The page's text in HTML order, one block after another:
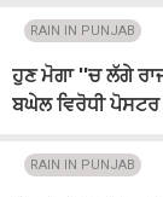
RAIN IN PUNJAB
ਹੁਣ ਮੋਗਾ ''ਚ ਲੱਗੇ
ਬਘੇਲ ਵਿਰੋਧੀ ਪੋਸਟਰ
RAIN IN PUNJAB